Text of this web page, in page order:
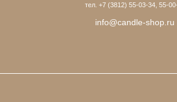
тел. +7 (3812) 55-03-34, 55-
info@candle-shop.ru